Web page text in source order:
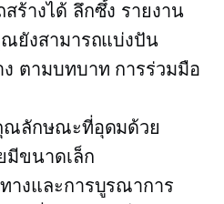
ร้างได้ ลึกซึ้ง รายงาน
ยังสามารถแบ่งปัน
ตามบทบาท การร่วมมือ
ณลักษณะที่อุดมด้วย
มีขนาดเล็ก
างและการบูรณาการ